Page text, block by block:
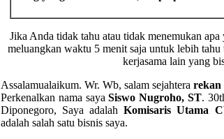
Jika Anda tidak tahu atau tidak menemukan
meluangkan waktu 5 menit saja untuk lebih tahu
kerjasama lain yang
Assalamualaikum. Wr. Wb, salam sejahtera rekan
Perkenalkan nama sayaSiswo Nugroho, ST.
Diponegoro, Saya adalahKomisaris Utama
adalah salah satu bisnis saya.